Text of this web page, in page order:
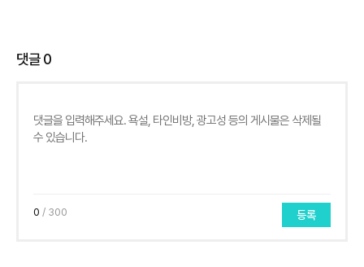
댓글0
0 / 300 등록